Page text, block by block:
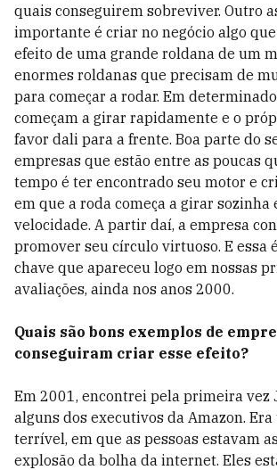
quais conseguirem sobreviver. Outro
importante é criar no negócio algo
efeito de uma grande roldana de um
enormes roldanas que precisam de
para começar a rodar. Em
começam a girar rapidamente e o
favor dali para a frente. Boa parte do
empresas que estão entre as poucas
tempo é ter encontrado seu motor e
em que a roda começa a girar sozinha
velocidade. A partir daí, a empresa
promover seu círculo virtuoso. E essa
chave que apareceu logo em nossas
avaliações, ainda nos anos 2000.
Quais são bons exemplos de
conseguiram criar esse efeito?
Em 2001, encontrei pela primeira vez
alguns dos executivos da Amazon.
terrível, em que as pessoas estavam
explosão da bolha da internet. Eles